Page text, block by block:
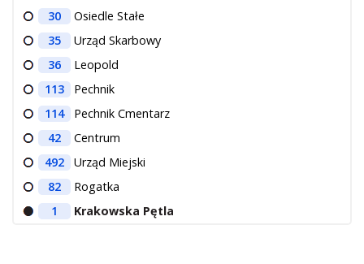
30
Osiedle Stałe
35
Urząd Skarbowy
36
Leopold
113
Pechnik
114
Pechnik Cmentarz
42
Centrum
492
Urząd Miejski
82
Rogatka
1
Krakowska Pętla